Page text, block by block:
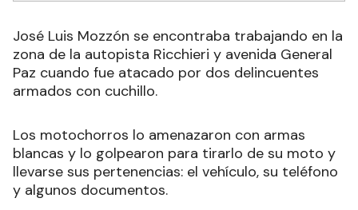
José Luis Mozzón se encontraba trabajando en la
zona de la autopista Ricchieri y avenida General
Paz cuando fue atacado por dos delincuentes
armados con cuchillo.
Los motochorros lo amenazaron con armas
blancas y lo golpearon para tirarlo de su moto y
llevarse sus pertenencias: el vehículo, su teléfono
y algunos documentos.